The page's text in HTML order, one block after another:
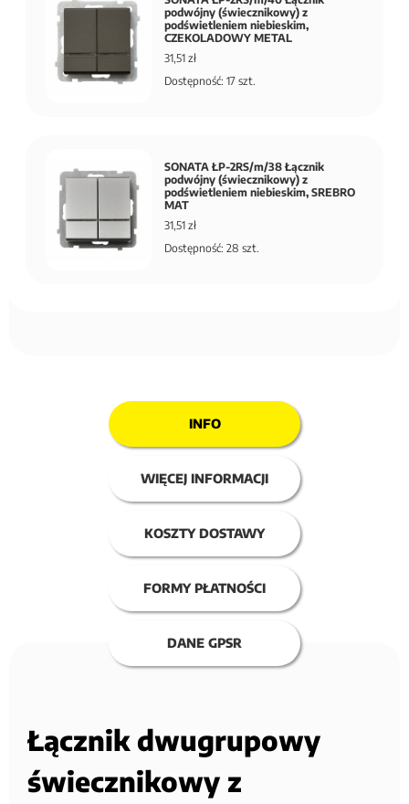
podwójny (świecznikowy) z
podświetleniem niebieskim,
CZEKOLADOWY METAL
31,51 zł
Dostępność: 17 szt.
SONATA ŁP-2RS/m/38 Łącznik
podwójny (świecznikowy) z
podświetleniem niebieskim, SREBRO
MAT
31,51 zł
Dostępność: 28 szt.
INFO
WIĘCEJ INFORMACJI
KOSZTY DOSTAWY
FORMY PŁATNOŚCI
DANE GPSR
Łącznik dwugrupowy
świecznikowy z